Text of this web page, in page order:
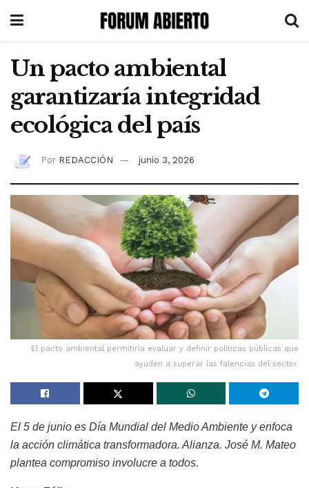
Un pacto ambiental
garantizaría integridad
ecológica del país
Por REDACCIÓN junio 3, 2026
El pacto ambiental permitiría evaluar y definir políticas públicas que
ayuden a superar las falencias del sector.
El 5 de junio es Día Mundial del Medio Ambiente y enfoca
la acción climática transformadora. Alianza. José M. Mateo
plantea compromiso involucre a todos.